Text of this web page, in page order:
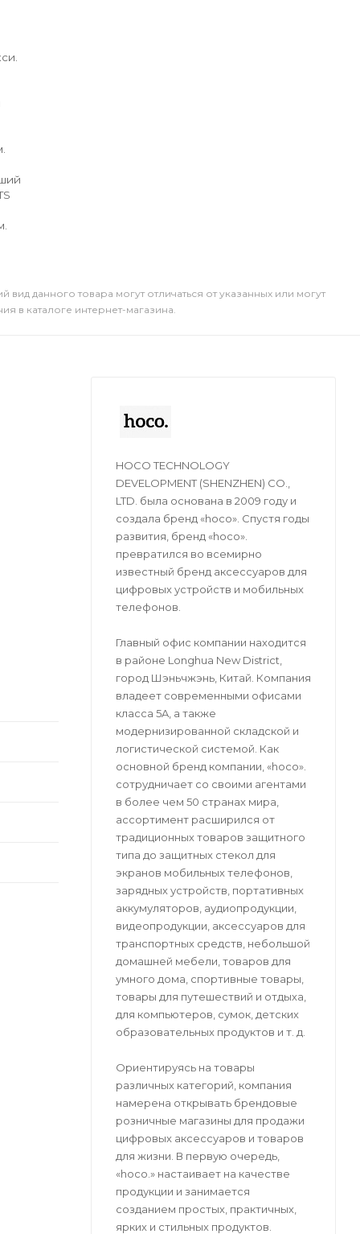
вид данного товара могут отличаться от указанных или могут
в каталоге интернет-магазина.
HOCO TECHNOLOGY
DEVELOPMENT (SHENZHEN) CO.,
LTD. была основана в 2009 году и
создала бренд «hoco». Спустя годы
развития, бренд «hoco».
превратился во всемирно
известный бренд аксессуаров для
цифровых устройств и мобильных
телефонов.
Главный офис компании находится
в районе Longhua New District,
город Шэньчжэнь, Китай. Компания
владеет современными офисами
класса 5A, а также
модернизированной складской и
логистической системой. Как
основной бренд компании, «hoco».
сотрудничает со своими агентами
в более чем 50 странах мира,
ассортимент расширился от
традиционных товаров защитного
типа до защитных стекол для
экранов мобильных телефонов,
зарядных устройств, портативных
аккумуляторов, аудиопродукции,
видеопродукции, аксессуаров для
транспортных средств, небольшой
домашней мебели, товаров для
умного дома, спортивные товары,
товары для путешествий и отдыха,
для компьютеров, сумок, детских
образовательных продуктов и т. д.
Ориентируясь на товары
различных категорий, компания
намерена открывать брендовые
розничные магазины для продажи
цифровых аксессуаров и товаров
для жизни. В первую очередь,
«hoco.» настаивает на качестве
продукции и занимается
созданием простых, практичных,
ярких и стильных продуктов.